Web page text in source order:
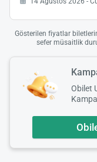
Gösterilen fiyatlar
sefer müsaitlik
Obilet